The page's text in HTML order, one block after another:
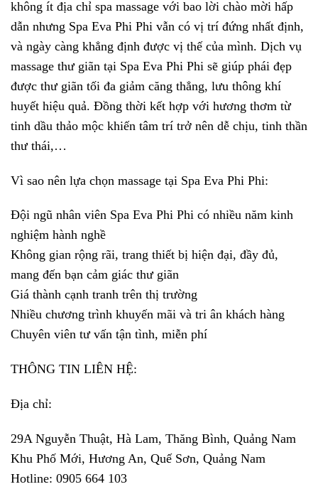
không ít địa chỉ spa massage với bao lời chào mời hấp
dẫn nhưng Spa Eva Phi Phi vẫn có vị trí đứng nhất định,
và ngày càng khẳng định được vị thế của mình. Dịch vụ
massage thư giãn tại Spa Eva Phi Phi sẽ giúp phái đẹp
được thư giãn tối đa giảm căng thẳng, lưu thông khí
huyết hiệu quả. Đồng thời kết hợp với hương thơm từ
tinh dầu thảo mộc khiến tâm trí trở nên dễ chịu, tinh thần
thư thái,…
Vì sao nên lựa chọn massage tại Spa Eva Phi Phi:
Đội ngũ nhân viên Spa Eva Phi Phi có nhiều năm kinh
nghiệm hành nghề
Không gian rộng rãi, trang thiết bị hiện đại, đầy đủ,
mang đến bạn cảm giác thư giãn
Giá thành cạnh tranh trên thị trường
Nhiều chương trình khuyến mãi và tri ân khách hàng
Chuyên viên tư vấn tận tình, miễn phí
THÔNG TIN LIÊN HỆ:
Địa chỉ:
29A Nguyễn Thuật, Hà Lam, Thăng Bình, Quảng Nam
Khu Phố Mới, Hương An, Quế Sơn, Quảng Nam
Hotline: 0905 664 103